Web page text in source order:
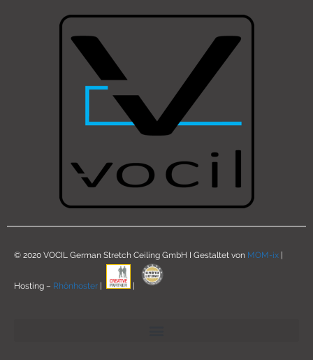
© 2020 VOCIL German Stretch Ceiling GmbH I Gestaltet von MOM-ix
Hosting – Rhönhoster